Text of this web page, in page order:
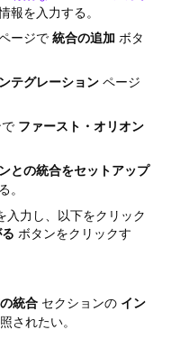
報を入力する。
ージで 統合の追加 ボタ
テグレーション ページ
ファースト・オリオン
との統合をセットアップ
。
力し、以下をクリック
ボタンをクリックす
統合 セクションの イン
されたい。